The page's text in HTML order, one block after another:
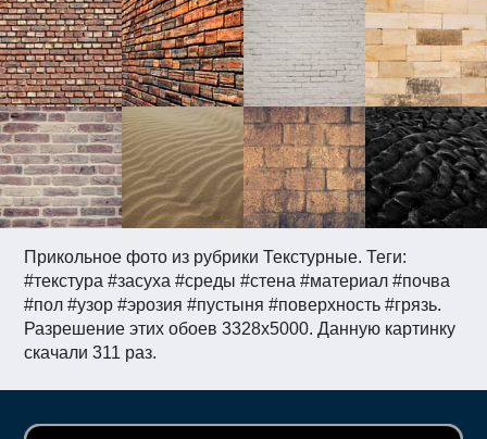
Прикольное фото из рубрики Текстурные. Теги:
#текстура #засуха #среды #стена #материал #почва
#пол #узор #эрозия #пустыня #поверхность #грязь.
Разрешение этих обоев 3328x5000. Данную картинку
скачали 311 раз.